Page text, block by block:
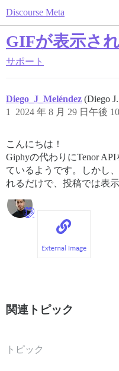
Discourse Meta
GIFが表示さ
サポート
Diego_J_Meléndez (Diego
2024 年 8 月 29 日午後
1
こんにちは！
Giphyの代わりにTenor
ているようです。しかし
れるだけで、投稿では表
関連トピック
トピック